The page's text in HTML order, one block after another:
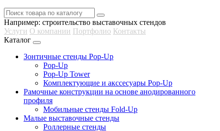
Например: строительство выставочных стендов
Услуги О компании Портфолио Контакты
Каталог
Зонтичные стенды Pop-Up
Pop-Up
Pop-Up Tower
Комплектующие и акссесуары Pop-Up
Рамочные конструкции на основе анодированного
профиля
Мобильные стенды Fold-Up
Малые выставочные стенды
Роллерные стенды